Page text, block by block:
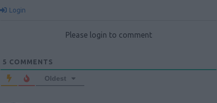
Login
Please login to comment
5 COMMENTS
Oldest